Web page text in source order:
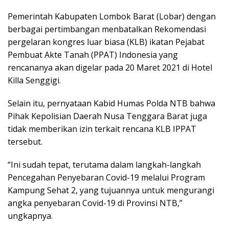
Pemerintah Kabupaten Lombok Barat (Lobar) dengan
berbagai pertimbangan menbatalkan Rekomendasi
pergelaran kongres luar biasa (KLB) ikatan Pejabat
Pembuat Akte Tanah (PPAT) Indonesia yang
rencananya akan digelar pada 20 Maret 2021 di Hotel
Killa Senggigi.
Selain itu, pernyataan Kabid Humas Polda NTB bahwa
Pihak Kepolisian Daerah Nusa Tenggara Barat juga
tidak memberikan izin terkait rencana KLB IPPAT
tersebut.
“Ini sudah tepat, terutama dalam langkah-langkah
Pencegahan Penyebaran Covid-19 melalui Program
Kampung Sehat 2, yang tujuannya untuk mengurangi
angka penyebaran Covid-19 di Provinsi NTB,”
ungkapnya.